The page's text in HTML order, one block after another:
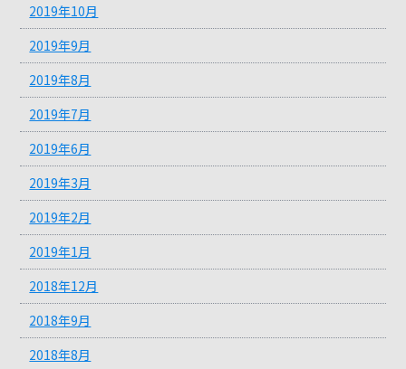
2019年10月
2019年9月
2019年8月
2019年7月
2019年6月
2019年3月
2019年2月
2019年1月
2018年12月
2018年9月
2018年8月